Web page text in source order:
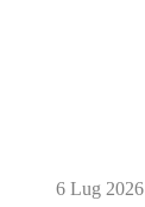
6 Lug 2026